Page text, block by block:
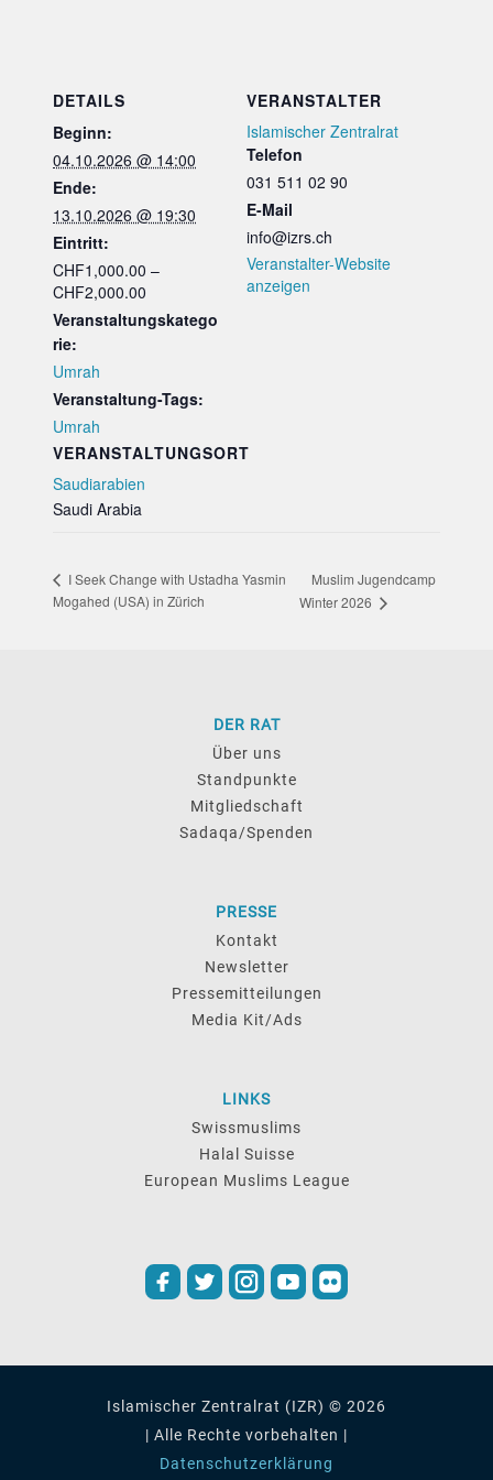
DETAILS
Beginn:
04.10.2026 @ 14:00
Ende:
13.10.2026 @ 19:30
Eintritt:
CHF1,000.00 –
CHF2,000.00
Veranstaltungskatego
rie:
Umrah
Veranstaltung-Tags:
Umrah
VERANSTALTUNGSORT
Saudiarabien
Saudi Arabia
VERANSTALTER
Islamischer Zentralrat
Telefon
031 511 02 90
E-Mail
info@izrs.ch
Veranstalter-Website
anzeigen
I Seek Change with Ustadha Yasmin
Mogahed (USA) in Zürich
Muslim Jugendcamp
Winter 2026
DER RAT
Über uns
Standpunkte
Mitgliedschaft
Sadaqa/Spenden
PRESSE
Kontakt
Newsletter
Pressemitteilungen
Media Kit/Ads
LINKS
Swissmuslims
Halal Suisse
European Muslims League
Islamischer Zentralrat (IZR) © 2026
| Alle Rechte vorbehalten |
Datenschutzerklärung